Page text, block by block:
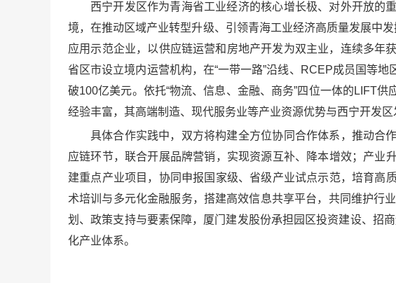
西宁开发区作为青海省工业经济的核心增长极、对外开放的
境，在推动区域产业转型升级、引领青海工业经济高质量发展中
应用示范企业，以供应链运营和房地产开发为双主业，连续多年
省区市设立境内运营机构，在“一带一路”沿线、RCEP成员国等
破100亿美元。依托“物流、信息、金融、商务”四位一体的LIFT
经验丰富，其高端制造、现代服务业等产业资源优势与西宁开发区
具体合作实践中，双方将构建全方位协同合作体系，推动合
应链环节，联合开展品牌营销，实现资源互补、降本增效；产业
建重点产业项目，协同申报国家级、省级产业试点示范，培育高
术培训与多元化金融服务，搭建高效信息共享平台，共同维护行
划、政策支持与要素保障，厦门建发股份承担园区投资建设、招
化产业体系。